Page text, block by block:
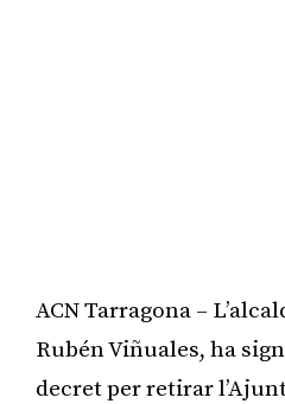
ACN Tarragona –
Rubén Viñuales, ha
decret per retirar